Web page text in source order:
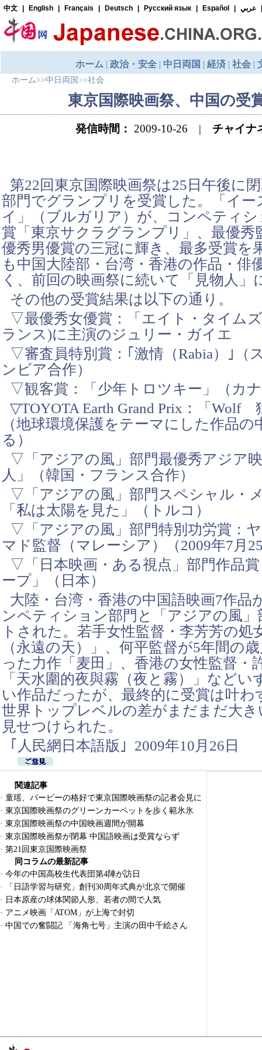
ホーム>>中日両国 >>社会
東京国際映画祭、中国の受
発信時間： 2009-10-26 | チャイナ
第22回東京国際映画祭は25日午後に
部門でグランプリを受賞した。「イー
イ」（ブルガリア）が、コンペティ
賞「東京サクラグランプリ」、最優秀
優秀男優賞の三冠に輝き、最多受賞を
も中国大陸部・台湾・香港の作品・俳
く、前回の映画祭に続いて「見物人」
その他の受賞結果は以下の通り。
▽最優秀女優賞：「エイト・タイム
ランス)に主演のジュリー・ガイエ
▽審査員特別賞：｢激情（Rabia）｣（
ンビア合作）
▽観客賞：「少年トロツキー」（カ
▽TOYOTA Earth Grand Prix：「Wolf
（地球環境保護をテーマにした作品の
る）
▽「アジアの風」部門最優秀アジア
人」（韓国・フランス合作）
▽「アジアの風」部門スペシャル・
「私は太陽を見た」（トルコ）
▽「アジアの風」部門特別功労賞：
マド監督（マレーシア）（2009年7月
▽「日本映画・ある視点」部門作品
ープ」（日本）
大陸・台湾・香港の中国語映画7作品
ンペティション部門と「アジアの風
トされた。若手女性監督・李芳芳の処
（永遠の天）」、何平監督が5年間の
った力作「麦田」、香港の女性監督・
「天水圍的夜與霧（夜と霧）」などい
い作品だったが、最終的に受賞は叶わ
世界トップレベルの差がまだまだ大
見せつけられた。
｢人民網日本語版｣ 2009年10月26日
関連記事
· 童瑶、バービーの格好で東京国際映画祭の記者会見に
· 東京国際映画祭のグリーンカーペットを歩く範氷氷
· 東京国際映画祭の中国映画週間が開幕
· 東京国際映画祭が閉幕 中国語映画は受賞ならず
· 第21回東京国際映画祭
同コラムの最新記事
· 今年の中国高校生代表団第4陣が訪日
·
「日語学習与研究」創刊30周年式典が北京で開催
· 日本原産の球体関節人形、若者の間で人気
· アニメ映画「ATOM」が上海で封切
· 中国での奮闘記 「海角七号」主演の田中千絵さん